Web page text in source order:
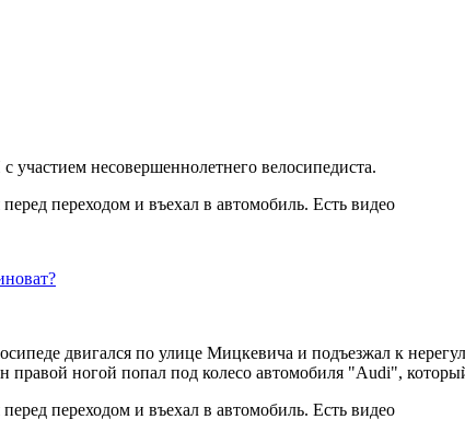
несовершеннолетнего велосипедиста.
двигался по улице Мицкевича и подъезжал к
правой ногой попал под колесо автомобиля "Audi",